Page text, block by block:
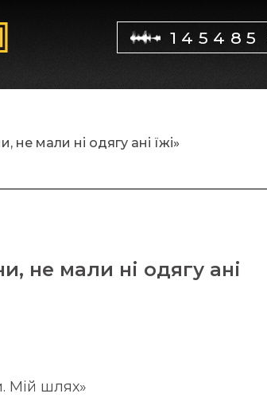
145485
не мали ні одягу ані
Мій шлях»
не мали ні одягу ані їжі»